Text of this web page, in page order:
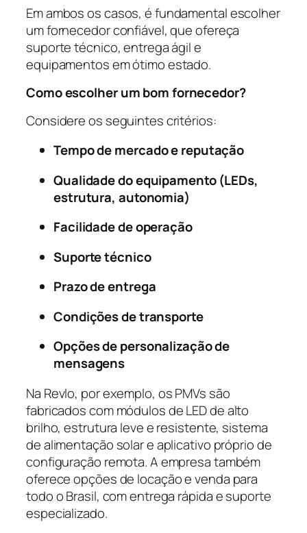
Em ambos os casos, é fundamental escolher
um fornecedor confiável, que ofereça
suporte técnico, entrega ágil e
equipamentos em ótimo estado.
Como escolher um bom fornecedor?
Considere os seguintes critérios:
Tempo de mercado e reputação
Qualidade do equipamento (LEDs,
estrutura, autonomia)
Facilidade de operação
Suporte técnico
Prazo de entrega
Condições de transporte
Opções de personalização de
mensagens
Na Revlo, por exemplo, os PMVs são
fabricados com módulos de LED de alto
brilho, estrutura leve e resistente, sistema
de alimentação solar e aplicativo próprio de
configuração remota. A empresa também
oferece opções de locação e venda para
todo o Brasil, com entrega rápida e suporte
especializado.